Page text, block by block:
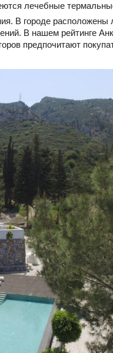
лечебные
В городе расположены
В нашем рейтинге
предпочитают